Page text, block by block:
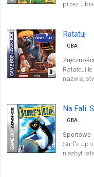
przez
gatunkach
Ratatuj
GBA
nazwie,
pełni
Na Fali:
GBA
Sportowe
Surf's Up
niezbyt